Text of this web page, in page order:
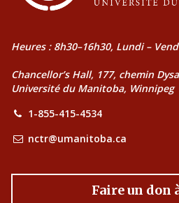
Heures : 8h30–16h30, Lundi –
Chancellor’s Hall, 177, chemin
Université du Manitoba, Winnipeg
1-855-415-4534
nctr@umanitoba.ca
Faire un don